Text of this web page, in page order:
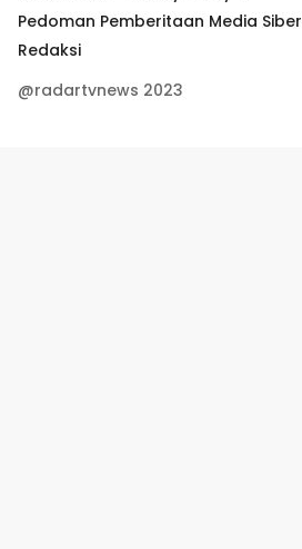
Pedoman Pemberitaan Media Siber
Redaksi
@radartvnews 2023